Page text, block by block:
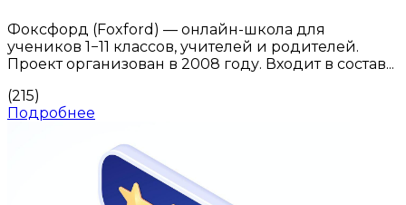
Фоксфорд (Foxford) — онлайн-школа для
учеников 1−11 классов, учителей и родителей.
Проект организован в 2008 году. Входит в состав...
(215)
Подробнее